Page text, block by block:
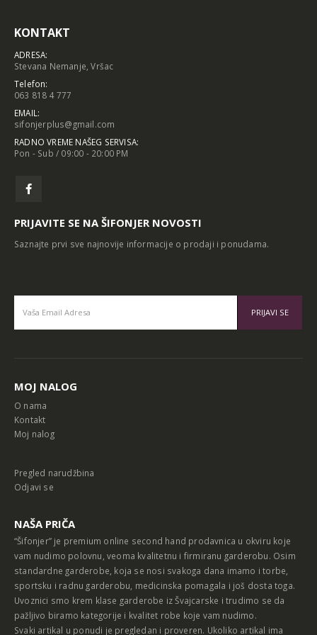
KONTAKT
ADRESA:
Stevana Nemanje, Vršac
Telefon:
063 818 4 777
EMAIL:
sifonjerplus@gmail.com
RADNO VREME NAŠEG SERVISA:
Pon - Sub / 09:00 - 20:00 PM
PRIJAVITE SE NA ŠIFONJER NOVOSTI
Saznajte prvi sve najnovije informacije o prodaji i ponudama.
MOJ NALOG
O nama
Kontakt
Moj nalog
Pregled narudžbina
Odjavi se
NAŠA PRIČA
“Šifonjer” je premium online second hand prodavnica u okviru koje
vam nudimo polovnu, veoma kvalitetnu i firmiranu garderobu. Osim
standardne garderobe, koja se nosi svakoga dana imamo i torbe,
sportsku i radnu garderobu, medicinska pomagala i još dosta toga.
Uvoznici smo krem klase garderobe iz Švajcarske i trudimo se da
pažljivo biramo kategorije i kvalitet robe koje vam nudimo.
Svaki artikal u ponudi je pregledan i proveren. Ukoliko artikal ima